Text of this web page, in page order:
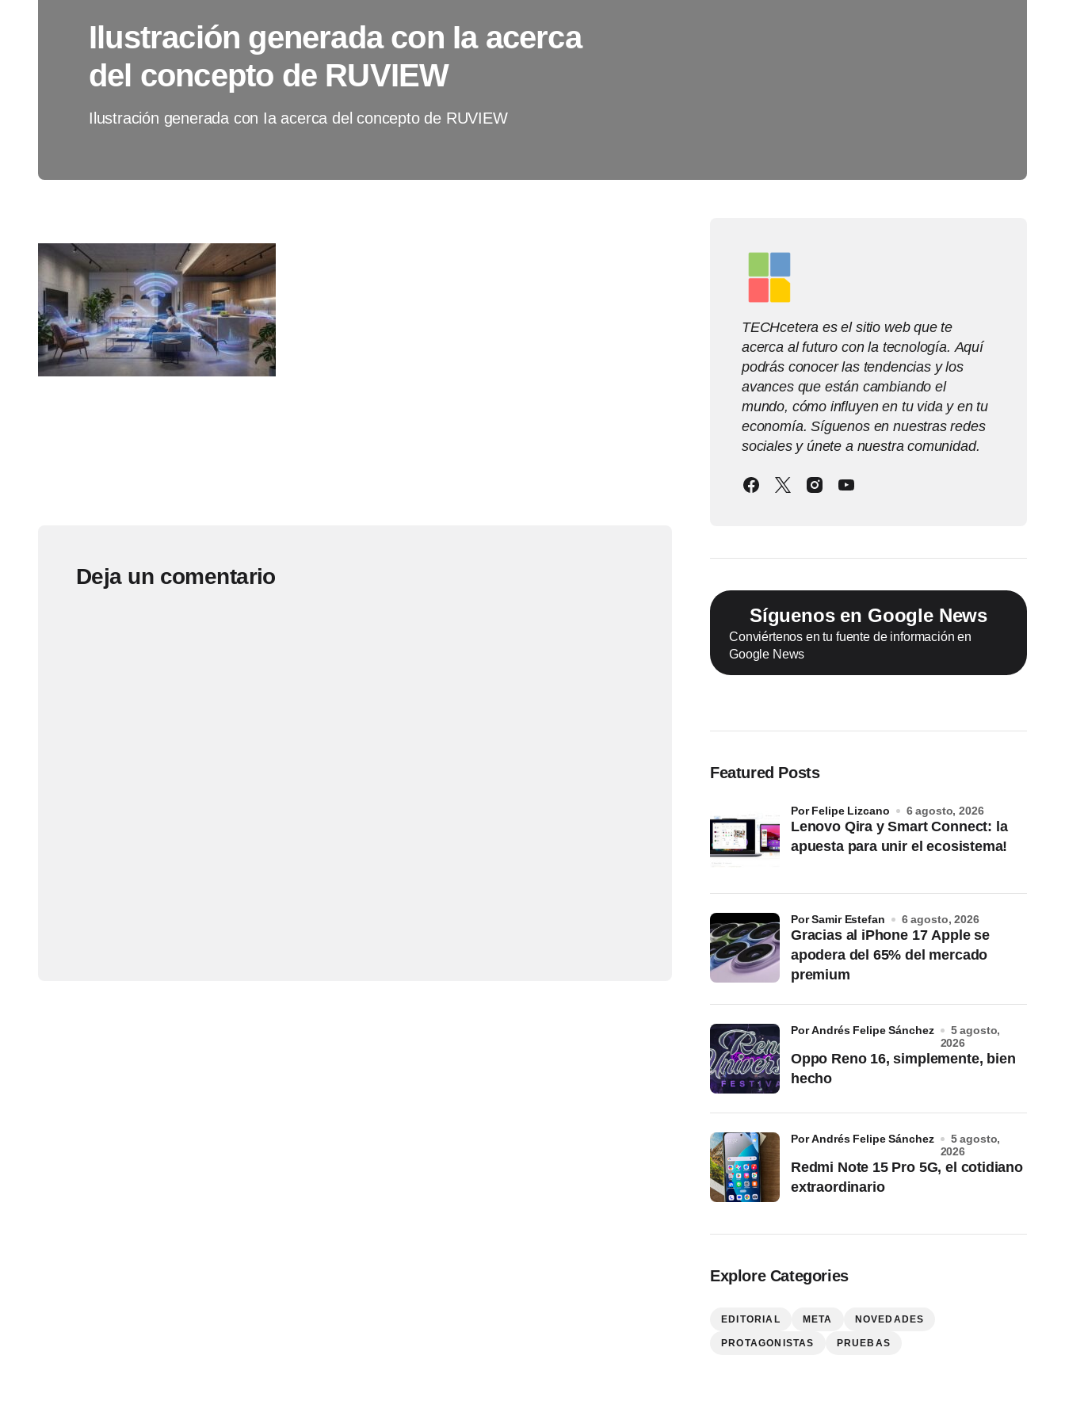
Ilustración generada con Ia acerca
del concepto de RUVIEW
Ilustración generada con Ia acerca del concepto de RUVIEW
Deja un comentario
TECHcetera es el sitio web que te
acerca al futuro con la tecnología. Aquí
podrás conocer las tendencias y los
avances que están cambiando el
mundo, cómo influyen en tu vida y en tu
economía. Síguenos en nuestras redes
sociales y únete a nuestra comunidad.
Síguenos en Google News
Conviértenos en tu fuente de información en
Google News
Featured Posts
Lenovo Qira y Smart Connect: la
apuesta para unir el ecosistema!
por Felipe Lizcano 6 agosto, 2026
Gracias al iPhone 17 Apple se
apodera del 65% del mercado
premium
por Samir Estefan 6 agosto, 2026
Oppo Reno 16, simplemente, bien
hecho
por Andrés Felipe Sánchez
5 agosto,
2026
Redmi Note 15 Pro 5G, el cotidiano
extraordinario
por Andrés Felipe Sánchez
5 agosto,
2026
Explore Categories
EDITORIAL META NOVEDADES
PROTAGONISTAS PRUEBAS